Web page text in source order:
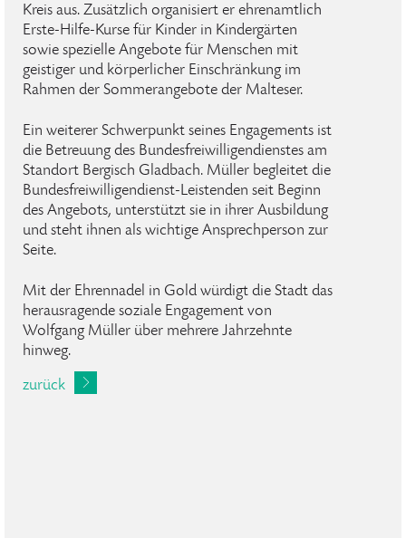
Kreis aus. Zusätzlich organisiert er ehrenamtlich
Erste-Hilfe-Kurse für Kinder in Kindergärten
sowie spezielle Angebote für Menschen mit
geistiger und körperlicher Einschränkung im
Rahmen der Sommerangebote der Malteser.
Ein weiterer Schwerpunkt seines Engagements ist
die Betreuung des Bundesfreiwilligendienstes am
Standort Bergisch Gladbach. Müller begleitet die
Bundesfreiwilligendienst-Leistenden seit Beginn
des Angebots, unterstützt sie in ihrer Ausbildung
und steht ihnen als wichtige Ansprechperson zur
Seite.
Mit der Ehrennadel in Gold würdigt die Stadt das
herausragende soziale Engagement von
Wolfgang Müller über mehrere Jahrzehnte
hinweg.
zurück